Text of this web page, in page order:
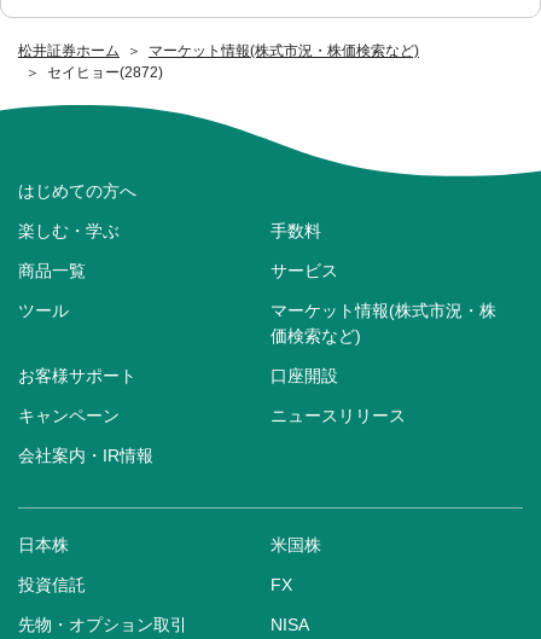
松井証券ホーム
マーケット情報(株式市況・株価検索など)
セイヒョー(2872)
はじめての方へ
楽しむ・学ぶ 手数料
商品一覧 サービス
ツール
マーケット情報(株式市況・株
価検索など)
お客様サポート 口座開設
キャンペーン ニュースリリース
会社案内・IR情報
日本株 米国株
投資信託 FX
先物・オプション取引 NISA